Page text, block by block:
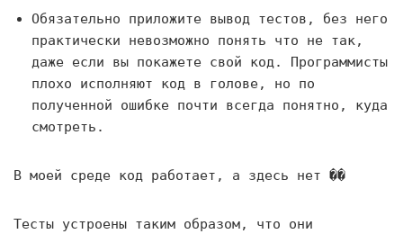
Обязательно приложите вывод тестов, без него
практически невозможно понять что не так,
даже если вы покажете свой код. Программисты
плохо исполняют код в голове, но по
полученной ошибке почти всегда понятно, куда
смотреть.
В моей среде код работает, а здесь нет ��
Тесты устроены таким образом, что они